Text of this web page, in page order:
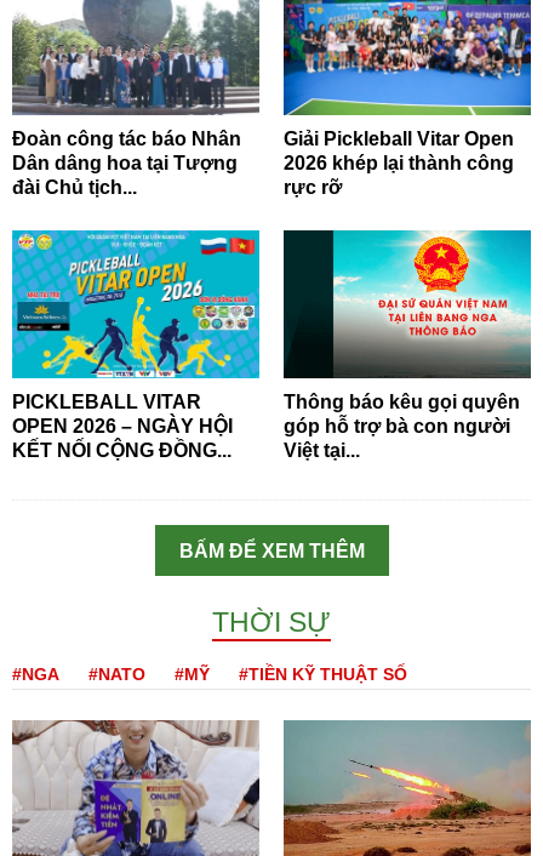
Đoàn công tác báo Nhân
Dân dâng hoa tại Tượng
đài Chủ tịch...
Giải Pickleball Vitar Open
2026 khép lại thành công
rực rỡ
PICKLEBALL VITAR
OPEN 2026 – NGÀY HỘI
KẾT NỐI CỘNG ĐỒNG...
Thông báo kêu gọi quyên
góp hỗ trợ bà con người
Việt tại...
BẤM ĐỂ XEM THÊM
THỜI SỰ
#NGA #NATO #MỸ #TIỀN KỸ THUẬT SỐ